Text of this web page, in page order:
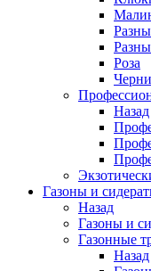
Роза
Назад
Газоны и
Назад
Газоны и
Газонные
Назад